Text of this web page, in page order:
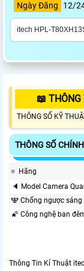
Ngày Đăng
12/
itech HPL-
📖
THÔNG SỐ KỸ
THÔNG SỐ
🔅 Hãng
🔈 Model Camera
🕎 Chống ngược sáng
🌠 Công nghệ ban
Thông Tin Kỉ Thuật